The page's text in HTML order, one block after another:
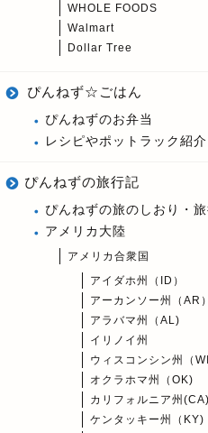
WHOLE FOODS
Walmart
Dollar Tree
ぴんねず☆ごはん
ぴんねずのお弁当
レシピやポットラック紹介
ぴんねずの旅行記
ぴんねずの旅のしおり・
アメリカ大陸
アメリカ合衆国
アイダホ州（ID）
アーカンソー州（AR）
アラバマ州（AL)
イリノイ州
ウィスコンシン州（WI
オクラホマ州（OK)
カリフォルニア州(CA)
ケンタッキー州（KY)